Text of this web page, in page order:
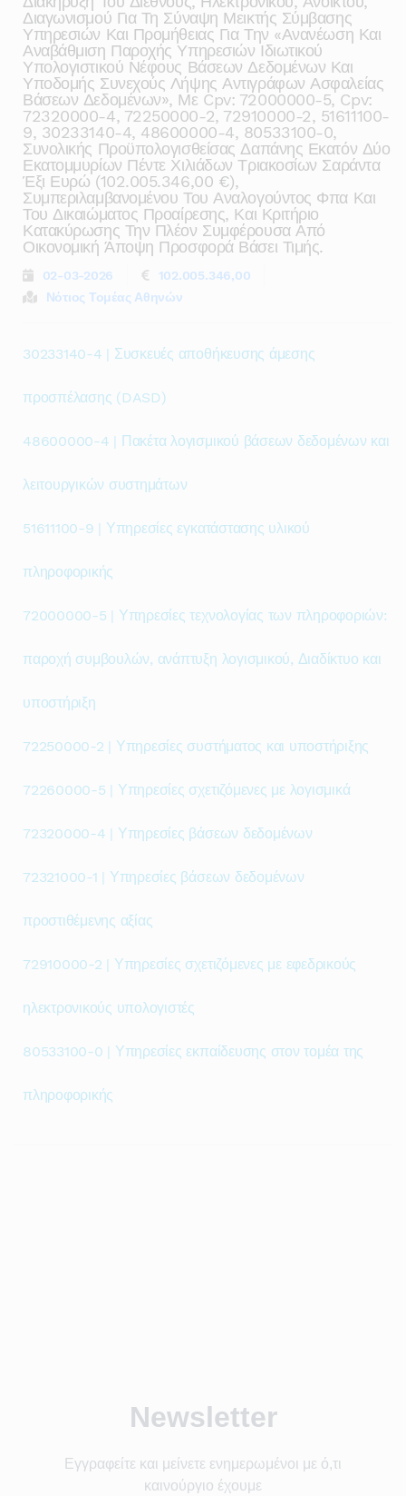
Διαγωνισμού Για Τη Σύναψη Μεικτής Σύμβασης
Υπηρεσιών Και Προμήθειας Για Την «ανανέωση Και
Αναβάθμιση Παροχής Υπηρεσιών Ιδιωτικού
Υπολογιστικού Νέφους Βάσεων Δεδομένων Και
Υποδομής Συνεχούς Λήψης Αντιγράφων Ασφαλείας
Βάσεων Δεδομένων», Με Cpv: 72000000-5, Cpv:
72320000-4, 72250000-2, 72910000-2, 51611100-
9, 30233140-4, 48600000-4, 80533100-0,
Συνολικής Προϋπολογισθείσας Δαπάνης Εκατόν Δύο
Εκατομμυρίων Πέντε Χιλιάδων Τριακοσίων Σαράντα
Έξι Ευρώ (102.005.346,00 €),
Συμπεριλαμβανομένου Του Αναλογούντος Φπα Και
Του Δικαιώματος Προαίρεσης, Και Κριτήριο
Κατακύρωσης Την Πλέον Συμφέρουσα Από
Οικονομική Άποψη Προσφορά Βάσει Τιμής.
02-03-2026
102.005.346,00
Νότιος Τομέας Αθηνών
30233140-4 | Συσκευές αποθήκευσης άμεσης
προσπέλασης (DASD)
48600000-4 | Πακέτα λογισμικού βάσεων δεδομένων και
λειτουργικών συστημάτων
51611100-9 | Υπηρεσίες εγκατάστασης υλικού
πληροφορικής
72000000-5 | Υπηρεσίες τεχνολογίας των πληροφοριών:
παροχή συμβουλών, ανάπτυξη λογισμικού, Διαδίκτυο και
υποστήριξη
72250000-2 | Υπηρεσίες συστήματος και υποστήριξης
72260000-5 | Υπηρεσίες σχετιζόμενες με λογισμικά
72320000-4 | Υπηρεσίες βάσεων δεδομένων
72321000-1 | Υπηρεσίες βάσεων δεδομένων
προστιθέμενης αξίας
72910000-2 | Υπηρεσίες σχετιζόμενες με εφεδρικούς
ηλεκτρονικούς υπολογιστές
80533100-0 | Υπηρεσίες εκπαίδευσης στον τομέα της
πληροφορικής